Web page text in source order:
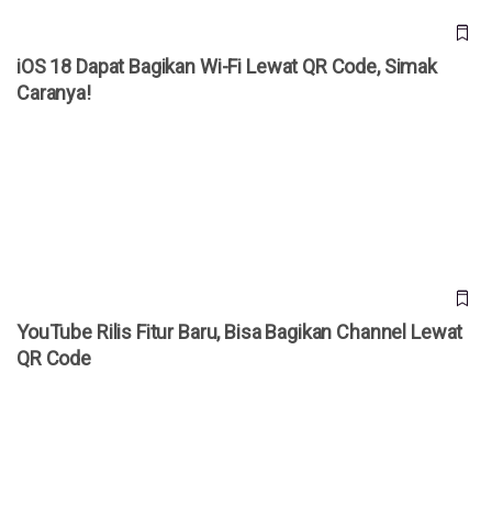
iOS 18 Dapat Bagikan Wi-Fi Lewat QR Code, Simak
Caranya!
YouTube Rilis Fitur Baru, Bisa Bagikan Channel Lewat
QR Code